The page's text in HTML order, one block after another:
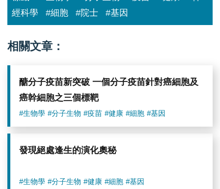
經科學
#細胞 #院士 #基因
相關文章：
醣分子疫苗新突破 一個分子疫苗針對癌細胞及
癌幹細胞之三個標靶
#生物學 #分子生物 #疫苗 #健康 #細胞 #基因
發現絕處逢生的演化奧秘
#生物學 #分子生物 #健康 #細胞 #基因